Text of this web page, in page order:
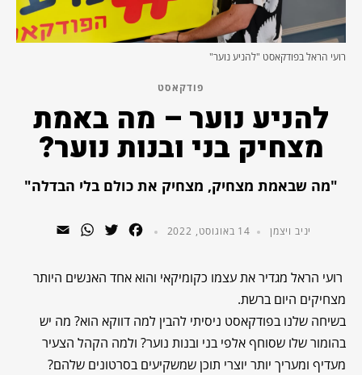
רועי הראל בפודקאסט "להניע נוער"
פודקאסט
להניע נוער – מה באמת
מצחיק בני ובנות נוער?
"מה שבאמת מצחיק, מצחיק את כולם בלי הבדלה"
יניב ויצמן 14 באוגוסט, 2022 Facebook
Twitter
WhatsApp
רועי הראל מגדיר את עצמו כקומיקאי והוא אחד האנשים היותר
מצחיקים היום ברשת.
בשיחה שלנו בפודקאסט ניסיתי להבין למה דווקא הוא? מה יש
בהומור שלו שסוחף אלפי בני ובנות נוער? ולמה הקהל הצעיר
מעדיף ומעריך יותר יוצרי תוכן שמשקיעים בסרטונים שלהם?